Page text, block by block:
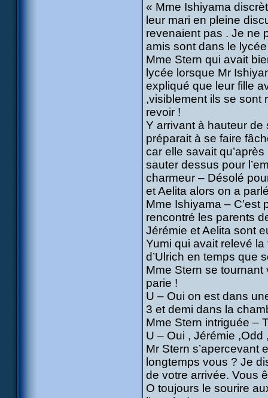
« Mme Ishiyama
leur mari en pleine
revenaient pas . Je ne
amis sont dans le
Mme Stern qui avait
lycée lorsque Mr
expliqué que leur fille
,visiblement ils se sont
revoir !
Y arrivant à hauteur
préparait à se faire
car elle savait
sauter dessus pour
charmeur – Désolé
et Aelita alors on a
Mme Ishiyama – C’est
rencontré les parents
Jérémie et Aelita sont
Yumi qui avait relevé
d’Ulrich en temps que
Mme Stern se
parie !
U – Oui on est dans
3 et demi dans la
Mme Stern intriguée –
U – Oui , Jérémie
Mr Stern s’apercevant
longtemps vous ? Je
de votre arrivée. Vous
O toujours le sourire